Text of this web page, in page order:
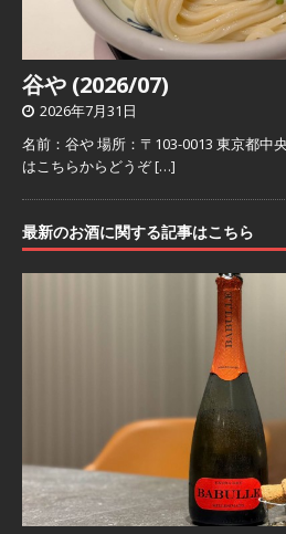
谷や (2026/07)
2026年7月31日
名前：谷や 場所：〒103-0013 東京都中
はこちらからどうぞ[…]
最新のお酒に関する記事はこちら